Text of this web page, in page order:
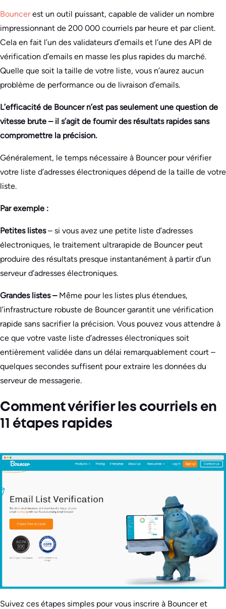
Bouncerest un outil puissant, capable de valider un nombre
impressionnant de 200 000 courriels par heure et par client.
Cela en fait l’un des validateurs d’emails et l’une des API de
vérification d’emails en masse les plus rapides du marché.
Quelle que soit la taille de votre liste, vous n’aurez aucun
problème de performance ou de livraison d’emails.
L’efficacité de Bouncer n’est pas seulement une question de
vitesse brute – il s’agit de fournir des résultats rapides sans
compromettre la précision.
Généralement, le temps nécessaire à Bouncer pour vérifier
votre liste d’adresses électroniques dépend de la taille de votre
liste.
Par exemple :
Petites listes– si vous avez une petite liste d’adresses
électroniques, le traitement ultrarapide de Bouncer peut
produire des résultats presque instantanément à partir d’un
serveur d’adresses électroniques.
Grandes listes – Même pour les listes plus étendues,
l’infrastructure robuste de Bouncer garantit une vérification
rapide sans sacrifier la précision. Vous pouvez vous attendre à
ce que votre vaste liste d’adresses électroniques soit
entièrement validée dans un délai remarquablement court –
quelques secondes suffisent pour extraire les données du
serveur de messagerie.
Comment vérifier les courriels en
11 étapes rapides
Suivez ces étapes simples pour vous inscrire à Bouncer et